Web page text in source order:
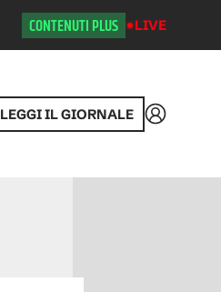
CONTENUTI PLUS LIVE
LEGGI IL GIORNALE Accedi